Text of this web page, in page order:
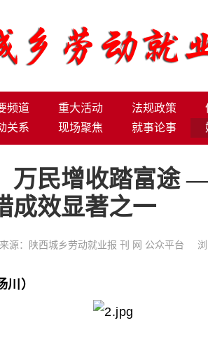
频道 重大活动 法规政策
关系 现场聚焦 就事论事
万民增收踏富途
成效显著之一
来源：陕西城乡劳动就业报 刊 网 公众平台 浏
）